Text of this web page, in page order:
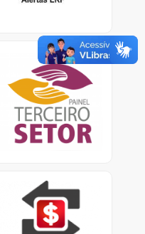
Painel Terceiro Setor
A plataforma apresenta
dados e informações
sobre os ajustes com
entidades do Terceiro
Setor.
Transferências Especiais
Apresenta informações
detalhadas sobre as